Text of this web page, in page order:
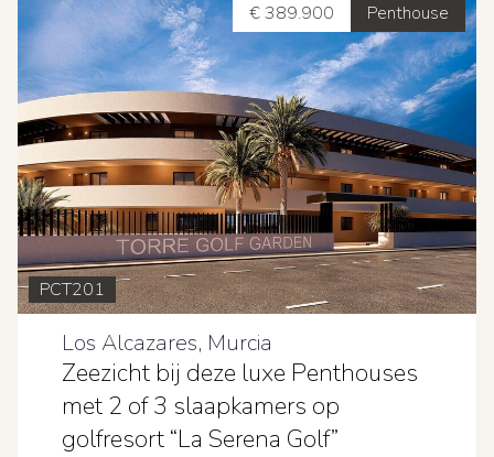
Penthouse
€ 389.900
PCT201
Los Alcazares, Murcia
Zeezicht bij deze luxe Penthouses
met 2 of 3 slaapkamers op
golfresort “La Serena Golf”